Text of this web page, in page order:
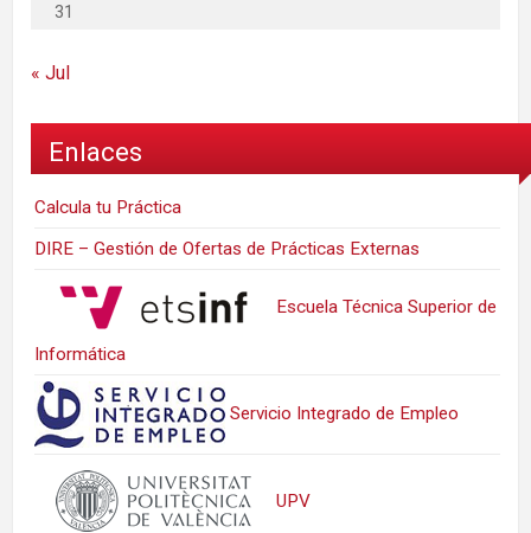
31
« Jul
Enlaces
Calcula tu Práctica
DIRE – Gestión de Ofertas de Prácticas Externas
Escuela Técnica Superior de
Informática
Servicio Integrado de Empleo
UPV